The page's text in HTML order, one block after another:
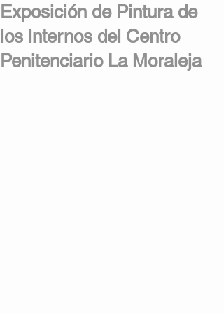
Exposición de Pintura de
los internos del Centro
Penitenciario La Moraleja